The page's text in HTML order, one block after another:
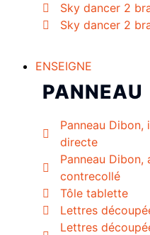
Sky dancer 2
Sky dancer 2
ENSEIGNE
PANNEAU
Panneau Dibon,
directe
Panneau Dibon,
contrecollé
Tôle tablette
Lettres
Lettres